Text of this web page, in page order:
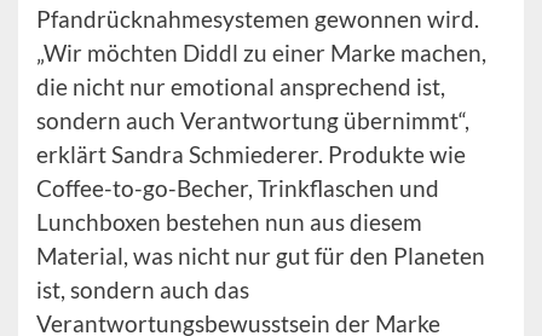
Pfandrücknahmesystemen gewonnen wird.
„Wir möchten Diddl zu einer Marke machen,
die nicht nur emotional ansprechend ist,
sondern auch Verantwortung übernimmt“,
erklärt Sandra Schmiederer. Produkte wie
Coffee-to-go-Becher, Trinkflaschen und
Lunchboxen bestehen nun aus diesem
Material, was nicht nur gut für den Planeten
ist, sondern auch das
Verantwortungsbewusstsein der Marke